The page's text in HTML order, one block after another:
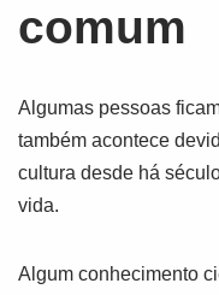
comum
Algumas pessoas
também acontece
cultura desde há
vida.
Algum conhecimento